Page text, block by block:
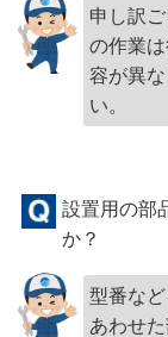
申し訳
の作業
容が異
い。
設置用の部
か？
型番な
あわせ